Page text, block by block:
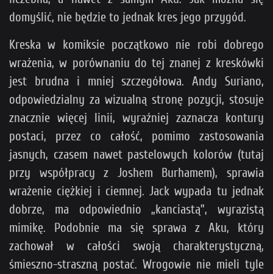
domyślić, nie będzie to jednak kres jego przygód.
Kreska w komiksie początkowo nie robi dobrego
wrażenia, w porównaniu do tej znanej z kreskówki
jest brudna i mniej szczegółowa. Andy Suriano,
odpowiedzialny za wizualną stronę pozycji, stosuje
znacznie więcej linii, wyraźniej zaznacza kontury
postaci, przez co całość, pomimo zastosowania
jasnych, czasem nawet pastelowych kolorów (tutaj
przy współpracy z Joshem Burhamem), sprawia
wrażenie ciężkiej i ciemnej. Jack wypada tu jednak
dobrze, ma odpowiednio „kanciastą”, wyrazistą
mimikę. Podobnie ma się sprawa z Aku, który
zachował w całości swoją charakterystyczną,
śmieszno-straszną postać. Wrogowie nie mieli tyle